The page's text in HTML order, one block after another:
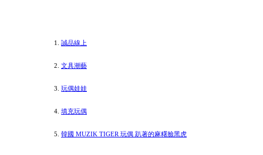
誠品線上
文具潮藝
玩偶娃娃
填充玩偶
韓國 MUZIK TIGER 玩偶 趴著的麻糬臉黑虎